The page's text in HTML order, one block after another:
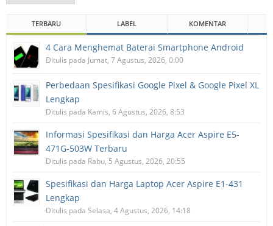
TERBARU LABEL KOMENTAR
4 Cara Menghemat Baterai Smartphone Android
Ditulis pada Jumat, 7 Agustus, 2026, 0:00
Perbedaan Spesifikasi Google Pixel & Google Pixel XL
Lengkap
Ditulis pada Kamis, 6 Agustus, 2026, 8:53
Informasi Spesifikasi dan Harga Acer Aspire E5-
471G-503W Terbaru
Ditulis pada Rabu, 5 Agustus, 2026, 20:55
Spesifikasi dan Harga Laptop Acer Aspire E1-431
Lengkap
Ditulis pada Selasa, 4 Agustus, 2026, 14:18